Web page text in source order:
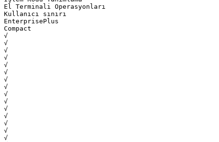
El Terminali Operasyonları
Kullanıcı sınırı
EnterprisePlus
Compact
√
√
√
√
√
√
√
√
√
√
√
√
√
√
√